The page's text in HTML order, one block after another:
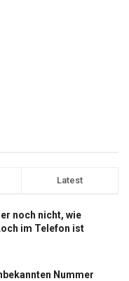
Latest
noch nicht, wie
im Telefon ist
Nummer